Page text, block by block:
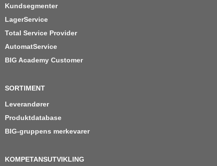
Kundsegmenter
LagerService
Total Service Provider
AutomatService
BIG Academy Customer
SORTIMENT
Leverandører
Produktdatabase
BIG-gruppens merkevarer
KOMPETANSUTVIKLING